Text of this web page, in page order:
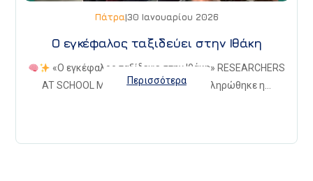
Πάτρα|30 Ιανουαρίου 2026
Ο εγκέφαλος ταξιδεύει στην Ιθάκη
«Ο εγκέφαλος ταξίδεψε στην Ιθάκη» RESEARCHERS
AT SCHOOL Με μεγάλη επιτυχία ολοκληρώθηκε η…
Περισσότερα